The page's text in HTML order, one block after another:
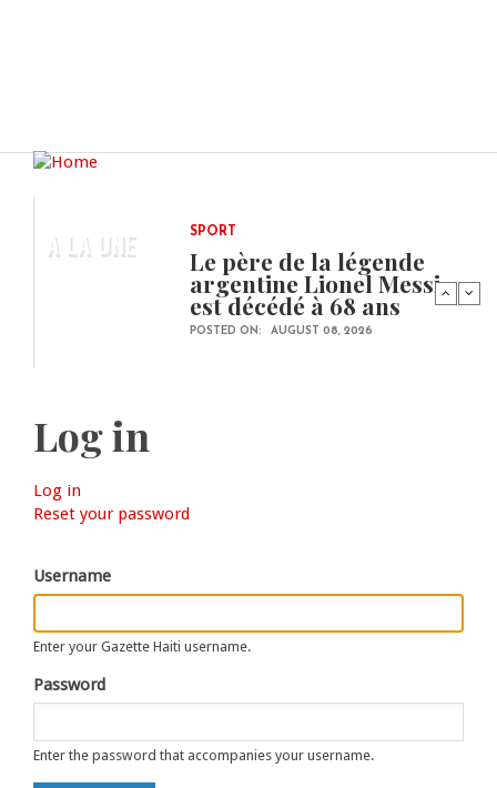
A LA UNE SPORT
Le père de la légende
argentine Lionel Messi
est décédé à 68 ans
POSTED ON: AUGUST 08, 2026
Log in
Primary
Log in
tab)
Reset your password
Username
Enter your Gazette Haiti username.
Password
Enter the password that accompanies your username.